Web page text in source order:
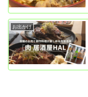
お出かけ